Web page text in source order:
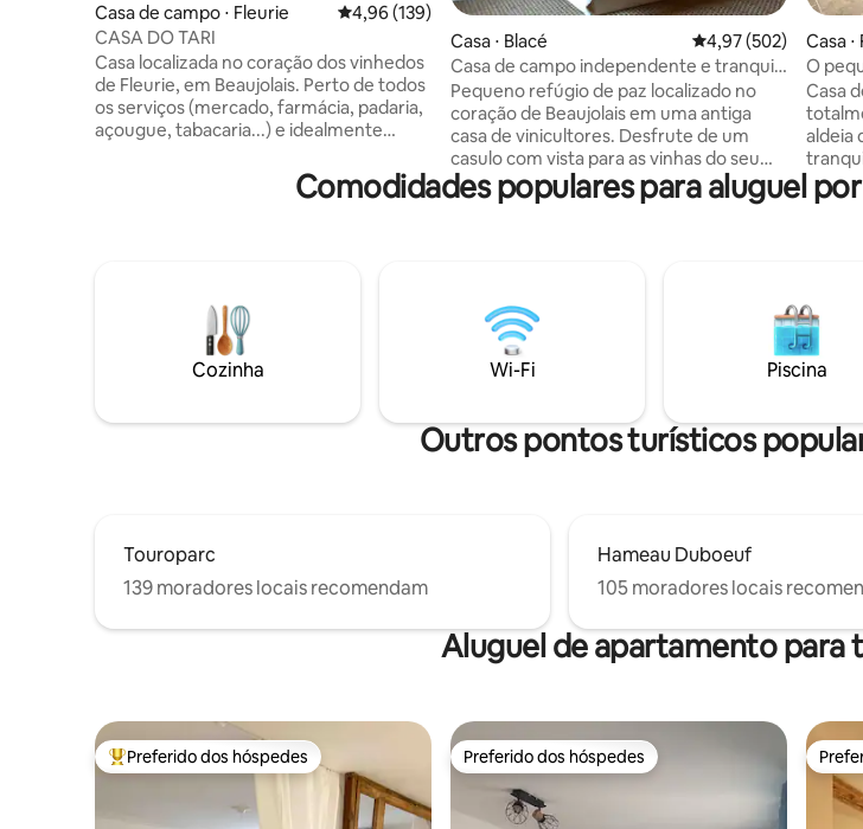
Casa de campo ⋅ Fleurie 4,96 de uma avaliação média de 5, 139 avaliações
4,96 (139)
CASA DO TARI
Casa localizada no coração dos vinhedos
de Fleurie, em Beaujolais. Perto de todos
os serviços (mercado, farmácia, padaria,
açougue, tabacaria...) e idealmente
e experientes. Trilhas de mountain bike e
TRAIL. A acomodação, com uma área de
separados, espaço de trabalho, 1
máquina de lavar roupa, mediante
Casa ⋅ Blacé 4,97 de uma
4,97 (502)
Casa de campo independente e tranquila
entre vinhedos e colinas
Pequeno refúgio de paz localizado no
coração de Beaujolais em uma antiga
casa de vinicultores. Desfrute de um
casulo com vista para as vinhas do seu
terraço, um parque arborizado e florido
de 5000m². É completamente
para uma estadia profissional. A 10 min
de Villefranche-sur-Saône (o centro da
cidade mais dinâmico da França) a 30 min
de Lyon.
Casa
O
Casa
aldeia
tem
Nossa
Comodidades populares para aluguel
Cozinha Wi-Fi Piscina
Outros pontos turísticos
Touroparc
139 moradores locais recomendam
Hameau Duboeuf
105 moradores locais
Aluguel de apartamento para
Entre os melhores preferidos dos hóspedes
Preferido dos hóspedes Preferido dos hóspedes
Preferido dos hóspedes